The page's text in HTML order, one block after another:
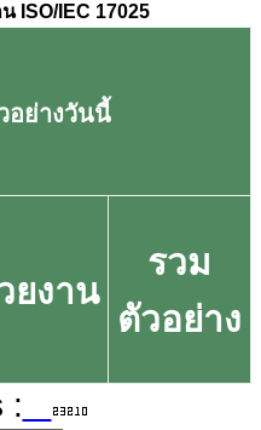
ISO/IEC 17025
อย่างวันนี้
ยงาน
รวม
ตัวอย่าง
: